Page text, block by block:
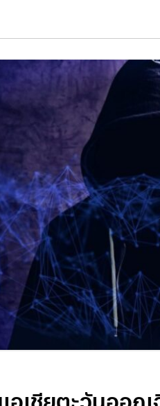
งสองฝ่ายได้ลงนามเมื่อเดือน
กษาความเป็นไปได้ทางเทคนิค